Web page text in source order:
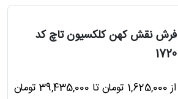
فرش نقش کهن کلکسیون تاچ کد
1720
از 1,625,000 تومان تا 39,435,000 تومان